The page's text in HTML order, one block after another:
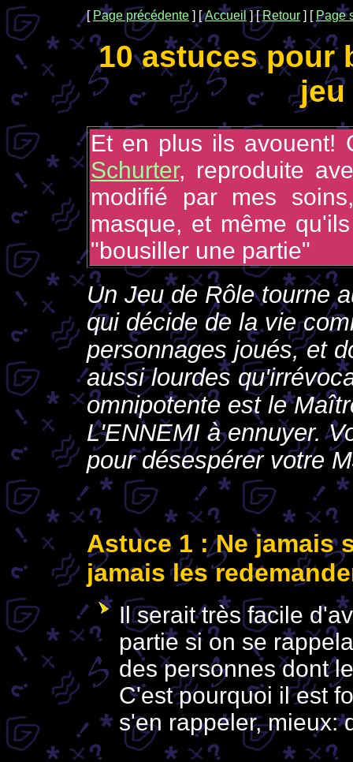
[ Page précédente ] [Accueil ] [Retour ] [ Page
10 astuces pour
jeu
Et en plus ils
Schurter, reproduite
modifié par mes
masque, et même
"bousiller une partie"
Un Jeu de Rôle tourne
qui décide de la vie
personnages joués, et
aussi lourdes
omnipotente est le
L'ENNEMI à ennuyer.
pour désespérer votre
Astuce 1 : Ne jamais
jamais les
Il serait très facile
partie si on se
des personnes dont
C'est pourquoi il est
s'en rappeler, mieux: